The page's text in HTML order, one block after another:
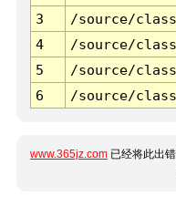
3 /source/
4
/source/
5
/source/
6
/source/
www.365jz.com 已经将此出